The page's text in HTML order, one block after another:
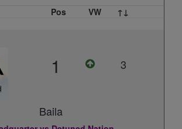
Pos VW ↑↓
1 3
Baila